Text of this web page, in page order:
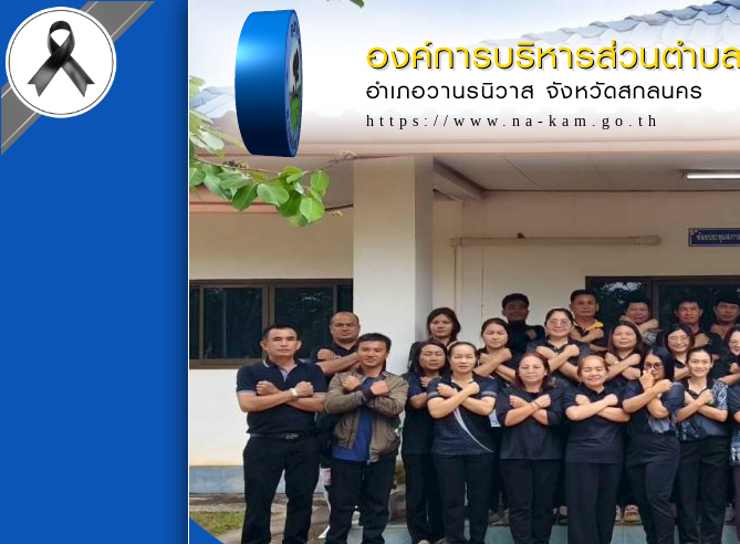
องค์การบริหารส่วนตำบ
อำเภอวานรนิวาส จังหวัดสกลนคร
https://www.na-kam.go.th